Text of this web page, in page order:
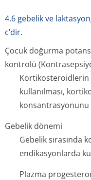
4.6 gebelik ve
c’dir.
Çocuk doğurma
kontrolü
kullanılması,
Gebelik dönemi
Gebelik sırasında
endikasyonlarda
Plazma